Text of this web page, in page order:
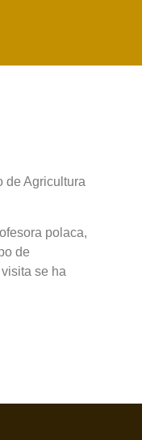
de Agricultura
polaca,
de
se ha